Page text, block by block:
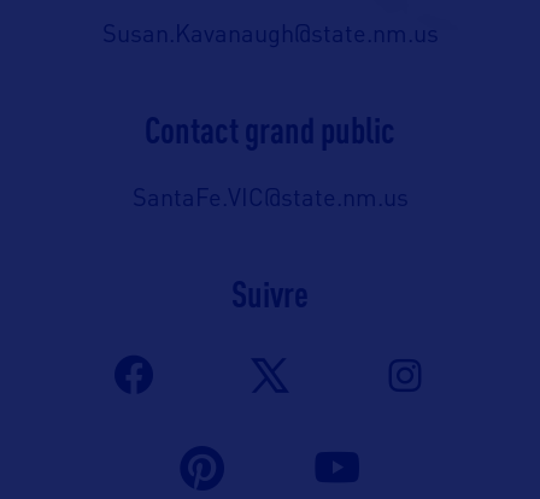
Susan.Kavanaugh@state.nm.us
Contact grand public
SantaFe.VIC@state.nm.us
Suivre